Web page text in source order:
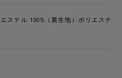
エステル 100%（裏生地）ポリエステ